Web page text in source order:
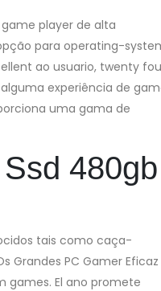
player de alta
para operating-
ao usuario, twenty
experiência de
uma gama de
480gb
tais como caça-
Grandes PC Gamer Eficaz
games. El ano promete